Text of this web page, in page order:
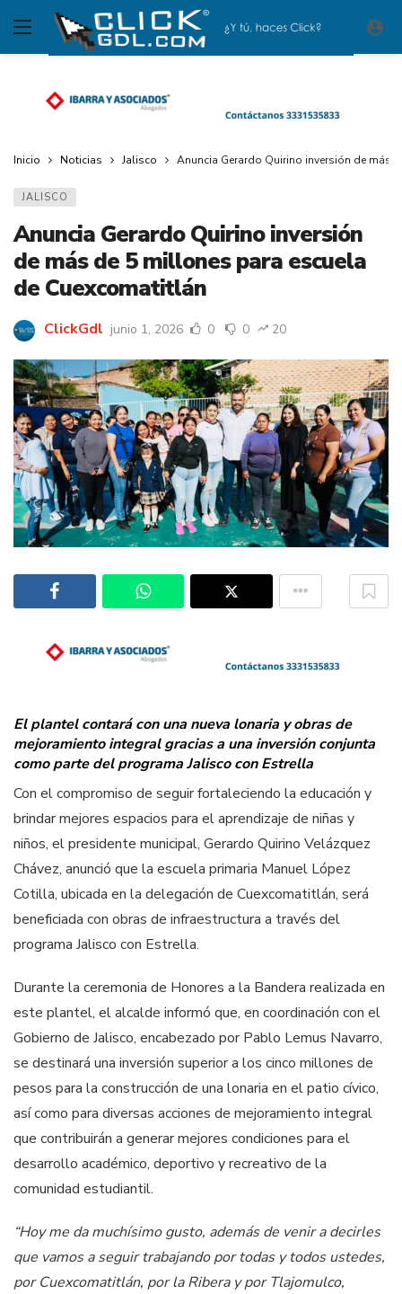
Inicio Noticias Jalisco Anuncia Gerardo Quirino inversión de más
JALISCO
Anuncia Gerardo Quirino inversión
de más de 5 millones para escuela
de Cuexcomatitlán
ClickGdl junio 1, 2026 0 0 20
El plantel contará con una nueva lonaria y obras de
mejoramiento integral gracias a una inversión conjunta
como parte del programa Jalisco con Estrella
Con el compromiso de seguir fortaleciendo la educación y
brindar mejores espacios para el aprendizaje de niñas y
niños, el presidente municipal, Gerardo Quirino Velázquez
Chávez, anunció que la escuela primaria Manuel López
Cotilla, ubicada en la delegación de Cuexcomatitlán, será
beneficiada con obras de infraestructura a través del
programa Jalisco con Estrella.
Durante la ceremonia de Honores a la Bandera realizada en
este plantel, el alcalde informó que, en coordinación con el
Gobierno de Jalisco, encabezado por Pablo Lemus Navarro,
se destinará una inversión superior a los cinco millones de
pesos para la construcción de una lonaria en el patio cívico,
así como para diversas acciones de mejoramiento integral
que contribuirán a generar mejores condiciones para el
desarrollo académico, deportivo y recreativo de la
comunidad estudiantil.
“Hoy me da muchísimo gusto, además de venir a decirles
que vamos a seguir trabajando por todas y todos ustedes,
por Cuexcomatitlán, por la Ribera y por Tlajomulco,